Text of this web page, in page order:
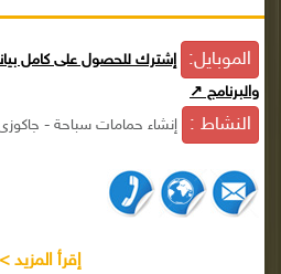
الموبايل: إشترك للحصول على كامل
والبرنامج ↗
النشاط : إنشاء حمامات سباحة -
إقرأ المزيد